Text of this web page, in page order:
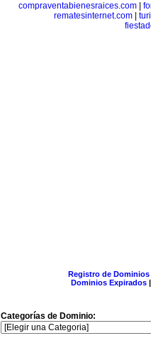
compraventabienesraices.com
rematesinternet.com|
Registro de Dominios
Dominios Expirados |
Categorías de Dominio: